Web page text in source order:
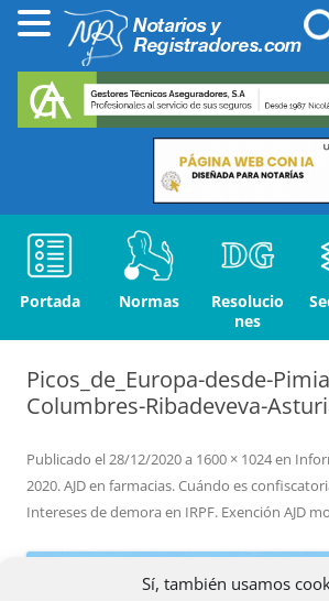
Sí, también usamos
Portada Normas
Resolucio
nes
Picos_de_Europa-desde-
Columbres-Ribadeveva-
Publicado el28/12/2020a 1600 × 1024en
2020. AJD en farmacias. Cuándo es
Intereses de demora en IRPF. Exención AJD